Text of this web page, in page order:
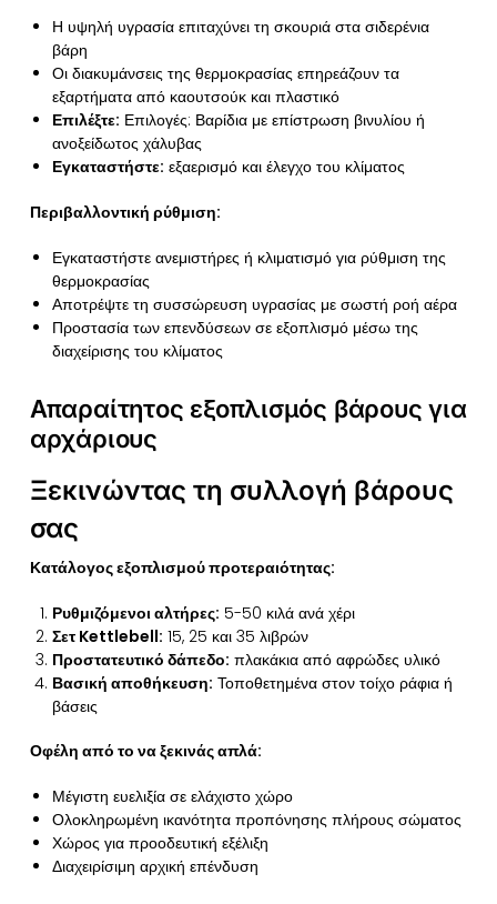
Η υψηλή υγρασία επιταχύνει τη σκουριά στα σιδερένια
βάρη
Οι διακυμάνσεις της θερμοκρασίας επηρεάζουν τα
εξαρτήματα από καουτσούκ και πλαστικό
Επιλέξτε: Επιλογές: Βαρίδια με επίστρωση βινυλίου ή
ανοξείδωτος χάλυβας
Εγκαταστήστε: εξαερισμό και έλεγχο του κλίματος
Περιβαλλοντική ρύθμιση:
Εγκαταστήστε ανεμιστήρες ή κλιματισμό για ρύθμιση της
θερμοκρασίας
Αποτρέψτε τη συσσώρευση υγρασίας με σωστή ροή αέρα
Προστασία των επενδύσεων σε εξοπλισμό μέσω της
διαχείρισης του κλίματος
Απαραίτητος εξοπλισμός βάρους για
αρχάριους
Ξεκινώντας τη συλλογή βάρους
σας
Κατάλογος εξοπλισμού προτεραιότητας:
Ρυθμιζόμενοι αλτήρες: 5-50 κιλά ανά χέρι
Σετ Kettlebell: 15, 25 και 35 λιβρών
Προστατευτικό δάπεδο: πλακάκια από αφρώδες υλικό
Βασική αποθήκευση: Τοποθετημένα στον τοίχο ράφια ή
βάσεις
Οφέλη από το να ξεκινάς απλά:
Μέγιστη ευελιξία σε ελάχιστο χώρο
Ολοκληρωμένη ικανότητα προπόνησης πλήρους σώματος
Χώρος για προοδευτική εξέλιξη
Διαχειρίσιμη αρχική επένδυση